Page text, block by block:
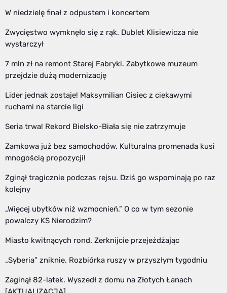
W niedzielę finał z odpustem i koncertem
Zwycięstwo wymknęło się z rąk. Dublet Klisiewicza nie
wystarczył
7 mln zł na remont Starej Fabryki. Zabytkowe muzeum
przejdzie dużą modernizację
Lider jednak zostaje! Maksymilian Cisiec z ciekawymi
ruchami na starcie ligi
Seria trwa! Rekord Bielsko-Biała się nie zatrzymuje
Zamkowa już bez samochodów. Kulturalna promenada kusi
mnogością propozycji!
Zginął tragicznie podczas rejsu. Dziś go wspominają po raz
kolejny
„Więcej ubytków niż wzmocnień.” O co w tym sezonie
powalczy KS Nierodzim?
Miasto kwitnących rond. Zerknijcie przejeżdżając
„Syberia” zniknie. Rozbiórka ruszy w przyszłym tygodniu
Zaginął 82-latek. Wyszedł z domu na Złotych Łanach